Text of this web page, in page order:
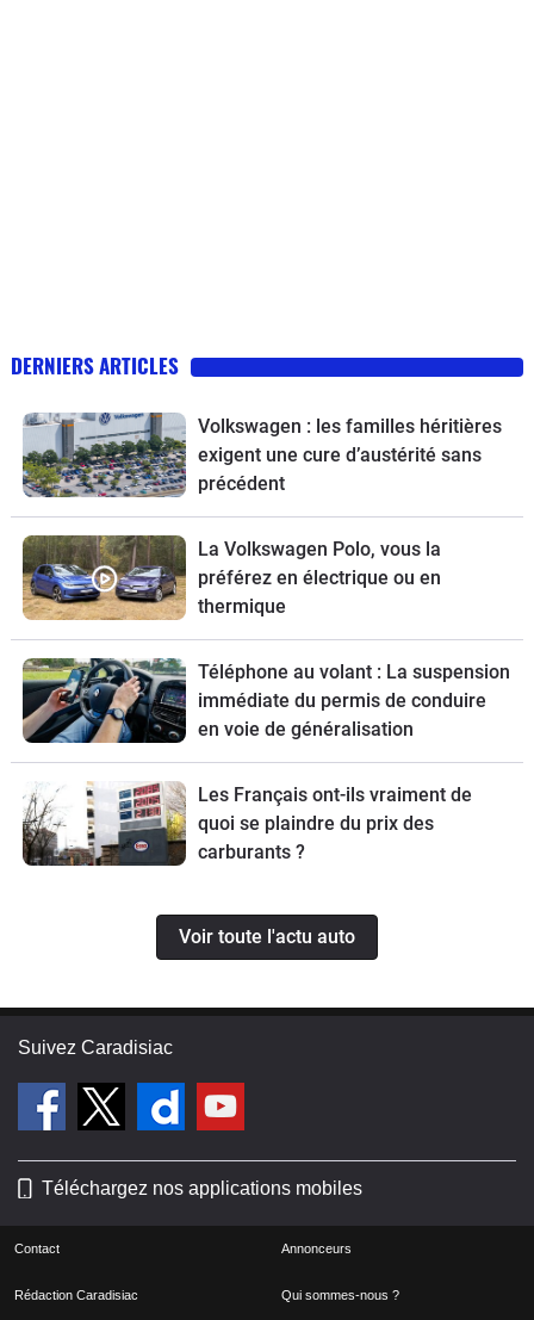
DERNIERS ARTICLES
Volkswagen : les familles héritières
exigent une cure d’austérité sans
précédent
La Volkswagen Polo, vous la
préférez en électrique ou en
thermique
Téléphone au volant : La suspension
immédiate du permis de conduire
en voie de généralisation
Les Français ont-ils vraiment de
quoi se plaindre du prix des
carburants ?
Voir toute l'actu auto
Suivez Caradisiac
Téléchargez nos applications mobiles
Contact Annonceurs
Rédaction Caradisiac Qui sommes-nous ?